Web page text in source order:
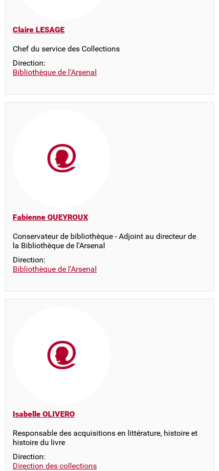
Claire LESAGE
Chef du service des Collections
Direction:
Bibliothèque de l'Arsenal
Fabienne QUEYROUX
Conservateur de bibliothèque - Adjoint au directeur de
la Bibliothèque de l'Arsenal
Direction:
Bibliothèque de l'Arsenal
Isabelle OLIVERO
Responsable des acquisitions en littérature, histoire et
histoire du livre
Direction:
Direction des collections